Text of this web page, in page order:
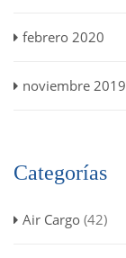
febrero 2020
noviembre 2019
Categorías
Air Cargo (42)